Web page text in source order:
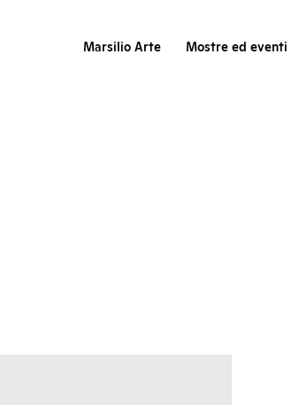
Marsilio Arte Mostre ed eventi